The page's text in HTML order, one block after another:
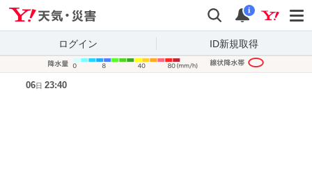
検索 通知
i
ログイン ID新規取得
06日 23:40